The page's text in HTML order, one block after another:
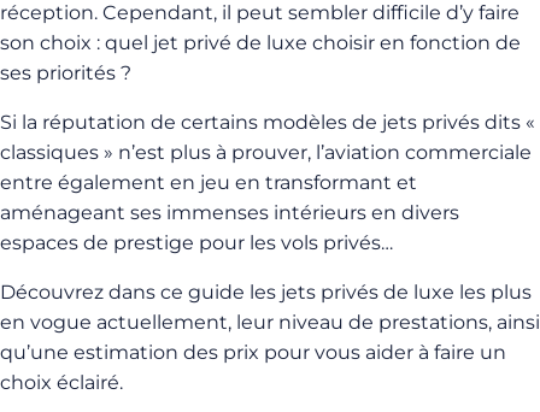
réception. Cependant, il peut sembler difficile d’y faire
son choix : quel jet privé de luxe choisir en fonction de
ses priorités ?
Si la réputation de certains modèles de jets privés dits «
classiques » n’est plus à prouver, l’aviation commerciale
entre également en jeu en transformant et
aménageant ses immenses intérieurs en divers
espaces de prestige pour les vols privés…
Découvrez dans ce guide les jets privés de luxe les plus
en vogue actuellement, leur niveau de prestations, ainsi
qu’une estimation des prix pour vous aider à faire un
choix éclairé.